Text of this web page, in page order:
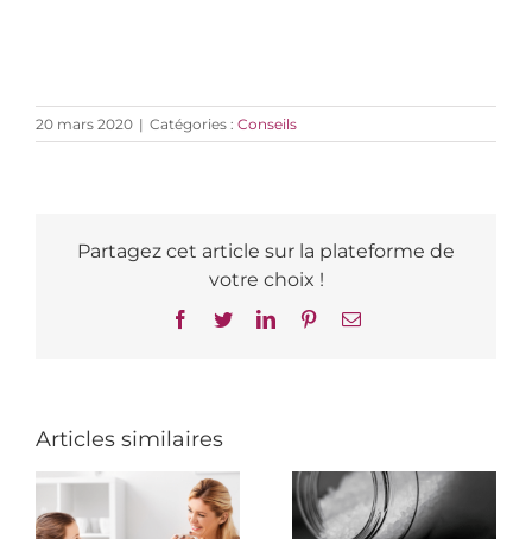
20 mars 2020 | Catégories : Conseils
Partagez cet article sur la plateforme de
votre choix !
Facebook
TwitterLinkedInPinterestEmail
Articles similaires